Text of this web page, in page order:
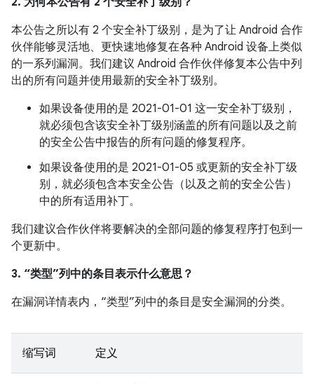
本公告之所以有 2 个安全补丁级别，是为了让 Android 合作
伙伴能够灵活地、更快速地修复在各种 Android 设备上类似
的一系列漏洞。我们建议 Android 合作伙伴修复本公告中列
出的所有问题并使用最新的安全补丁级别。
如果设备使用的是 2021-01-01 这一安全补丁级别，
就必须包含该安全补丁级别涵盖的所有问题以及之前
的安全公告中报告的所有问题的修复程序。
如果设备使用的是 2021-01-05 或更新的安全补丁级
别，就必须包含本安全公告（以及之前的安全公告）
中的所有适用补丁。
我们建议合作伙伴将要解决的全部问题的修复程序打包到一
个更新中。
3. “类型”列中的条目表示什么意思？
在漏洞详情表内，“类型”列中的条目是安全漏洞的分类。
缩写词 定义